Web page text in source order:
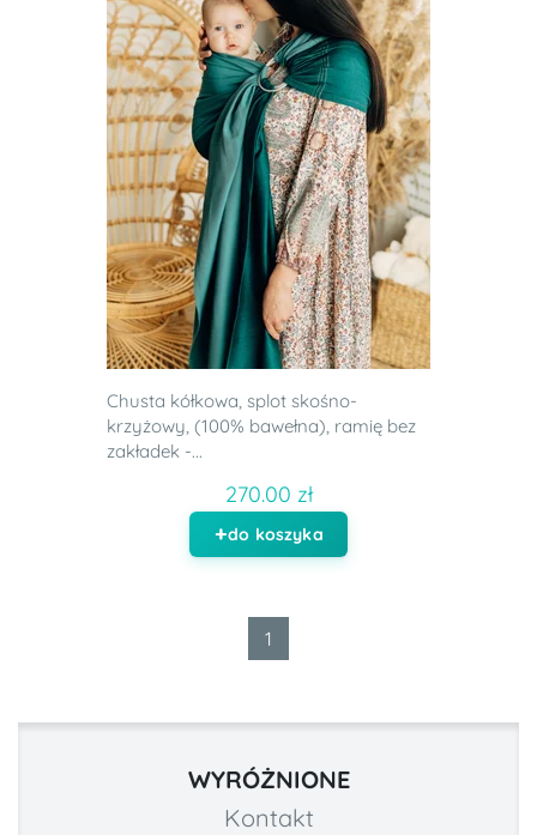
Chusta kółkowa, splot skośno-
krzyżowy, (100% bawełna), ramię bez
zakładek -...
270.00 zł
do koszyka
1
WYRÓŻNIONE
Kontakt